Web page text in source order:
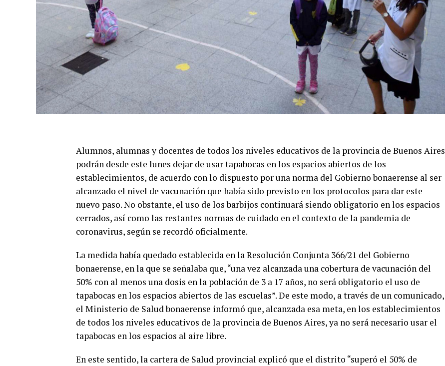
Alumnos, alumnas y docentes de todos los niveles educativos de la provincia de Buenos Aires
podrán desde este lunes dejar de usar tapabocas en los espacios abiertos de los
establecimientos, de acuerdo con lo dispuesto por una norma del Gobierno bonaerense al ser
alcanzado el nivel de vacunación que había sido previsto en los protocolos para dar este
nuevo paso. No obstante, el uso de los barbijos continuará siendo obligatorio en los espacios
cerrados, así como las restantes normas de cuidado en el contexto de la pandemia de
coronavirus, según se recordó oficialmente.
La medida había quedado establecida en la Resolución Conjunta 366/21 del Gobierno
bonaerense, en la que se señalaba que, “una vez alcanzada una cobertura de vacunación del
50% con al menos una dosis en la población de 3 a 17 años, no será obligatorio el uso de
tapabocas en los espacios abiertos de las escuelas”. De este modo, a través de un comunicado,
el Ministerio de Salud bonaerense informó que, alcanzada esa meta, en los establecimientos
de todos los niveles educativos de la provincia de Buenos Aires, ya no será necesario usar el
tapabocas en los espacios al aire libre.
En este sentido, la cartera de Salud provincial explicó que el distrito “superó el 50% de